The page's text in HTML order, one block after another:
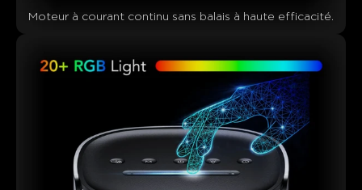
Moteur à courant continu sans balais à haute efficacité.